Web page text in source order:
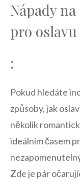
Nápady
pro
:
Pokud hledáte
způsoby, jak
několik
ideálním časem
Zde ⁤je pár